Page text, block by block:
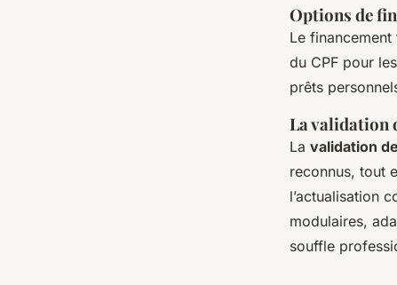
Options de
Le
du CPF pour
prêts
La validation
La validation
reconnus, tout
l’actualisation
modulaires,
souffle